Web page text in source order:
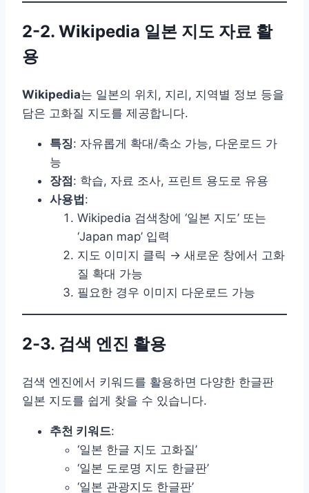
2-2. Wikipedia 일본 지도 자료 활
용
Wikipedia는 일본의 위치, 지리, 지역별 정보 등을
담은 고화질 지도를 제공합니다.
특징: 자유롭게 확대/축소 가능, 다운로드 가
능
장점: 학습, 자료 조사, 프린트 용도로 유용
사용법:
Wikipedia 검색창에 ‘일본 지도’ 또는
‘Japan map’ 입력
지도 이미지 클릭 → 새로운 창에서 고화
질 확대 가능
필요한 경우 이미지 다운로드 가능
2-3. 검색 엔진 활용
검색 엔진에서 키워드를 활용하면 다양한 한글판
일본 지도를 쉽게 찾을 수 있습니다.
추천 키워드:
‘일본 한글 지도 고화질’
‘일본 도로명 지도 한글판’
‘일본 관광지도 한글판’